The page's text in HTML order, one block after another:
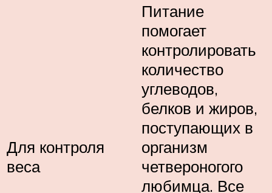
Для контроля
веса
Питание
помогает
контролировать
количество
углеводов,
белков и жиров,
поступающих в
организм
четвероногого
любимца. Все